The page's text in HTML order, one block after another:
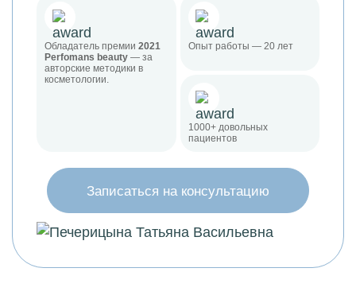
Обладатель премии 2021
Perfomans beauty — за
авторские методики в
косметологии.
Опыт работы — 20 лет
1000+ довольных
пациентов
Записаться на консультацию